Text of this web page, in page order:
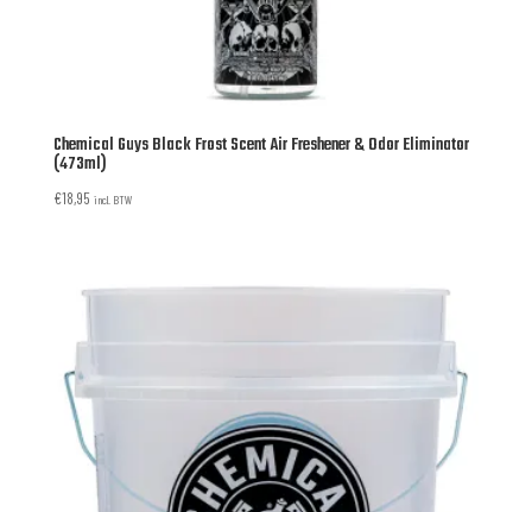
Chemical Guys Black Frost Scent Air Freshener & Odor Eliminator
(473ml)
€18,95 incl. BTW